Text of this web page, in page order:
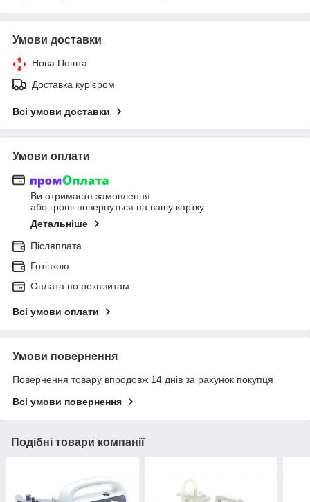
Умови доставки
Нова Пошта
Доставка кур'єром
Всі умови доставки
Умови оплати
Ви отримаєте замовлення
або гроші повернуться на вашу картку
Детальніше
Післяплата
Готівкою
Оплата по реквізитам
Всі умови оплати
Умови повернення
Повернення товару впродовж 14 днів за рахунок покупця
Всі умови повернення
Подібні товари компанії